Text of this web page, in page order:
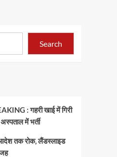
Search
: गहरी खाई में गिरी
में भर्ती
आदेश तक रोक, लैंडस्लाइड